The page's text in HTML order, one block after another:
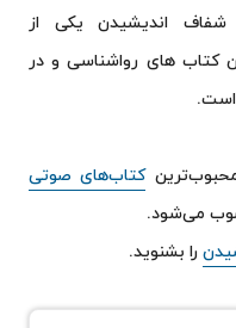
اندیشیدن یکی از
کتاب های رواشناسی و در
است.
کتاب‌های صوتی
می‌شود.
را بشنوید.